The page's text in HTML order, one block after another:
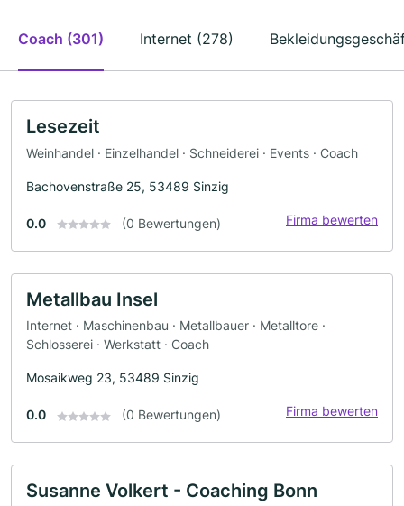
Coach (301) Internet (278)
Lesezeit
Weinhandel · Einzelhandel · Schneiderei · Events · Coach
Bachovenstraße 25, 53489 Sinzig
0.0 (0 Bewertungen) Firma bewerten
Metallbau Insel
Internet · Maschinenbau · Metallbauer · Metalltore ·
Schlosserei · Werkstatt · Coach
Mosaikweg 23, 53489 Sinzig
0.0 (0 Bewertungen) Firma bewerten
Susanne Volkert - Coaching Bonn